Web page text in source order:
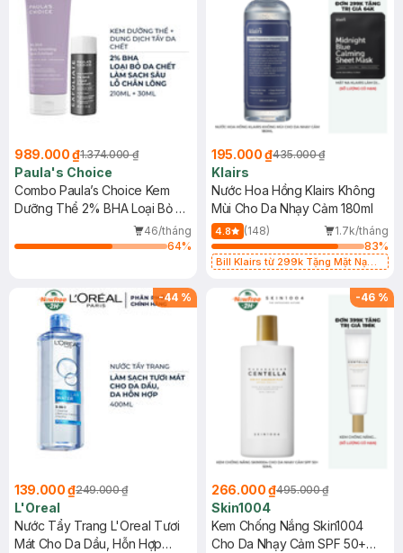
989.000 ₫1.374.000 ₫
Paula's Choice
Combo Paula’s Choice Kem
Dưỡng Thể 2% BHA Loại Bỏ Da
Chết 210ml + Dung Dịch Tẩy Da
Chết 2% BHA 30ml
46/tháng
64%
195.000 ₫435.000 ₫
Klairs
Nước Hoa Hồng Klairs Không
Mùi Cho Da Nhạy Cảm 180ml
4.8 (148)
1.7k/tháng
83%
Bill Klairs từ 299k Tặng Mặt Nạ
25ml (SL Có Hạn)
-44 %
139.000 ₫249.000 ₫
L'Oreal
Nước Tẩy Trang L'Oreal Tươi
Mát Cho Da Dầu, Hỗn Hợp
-46 %
266.000 ₫495.000 ₫
Skin1004
Kem Chống Nắng Skin1004
Cho Da Nhạy Cảm SPF 50+